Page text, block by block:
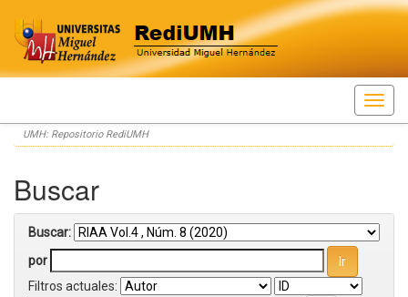
Skip
navigation
UMH: Repositorio RediUMH
Buscar
Buscar:
por
Filtros actuales: